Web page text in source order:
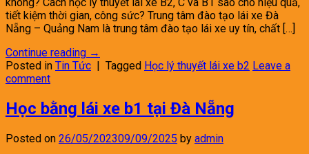
không? Cách học lý thuyết lái xe B2, C và B1 sao cho hiệu quả,
tiết kiệm thời gian, công sức? Trung tâm đào tạo lái xe Đà
Nẵng – Quảng Nam là trung tâm đào tạo lái xe uy tín, chất […]
Continue reading →
Posted in Tin Tức Tagged Học lý thuyết lái xe b2 Leave a
comment
Học bằng lái xe b1 tại Đà Nẵng
Posted on 26/05/202309/09/2025 by admin